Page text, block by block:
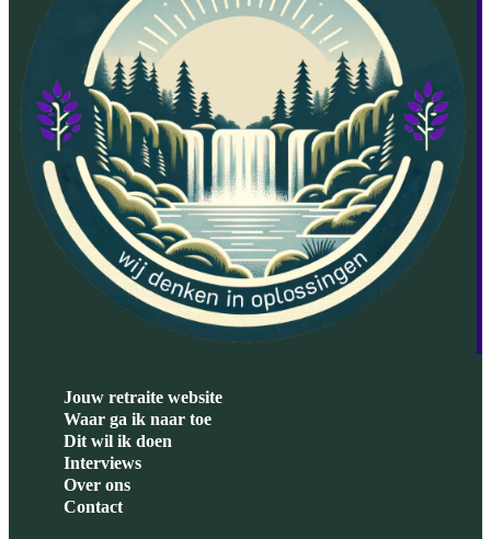
Jouw retraite website
Waar ga ik naar toe
Dit wil ik doen
Interviews
Over ons
Contact